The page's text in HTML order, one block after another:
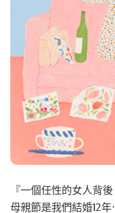
『一個任性的女人背
母親節是我們結婚12